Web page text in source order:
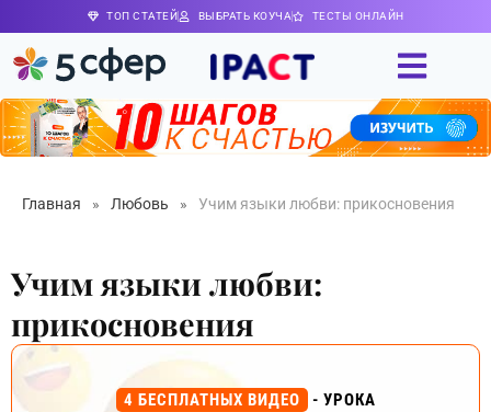
ТОП СТАТЕЙ ВЫБРАТЬ КОУЧА ТЕСТЫ ОНЛАЙН
Главная » Любовь » Учим языки любви: прикосновения
Учим языки любви:
прикосновения
4 БЕСПЛАТНЫХ ВИДЕО
- УРОКА